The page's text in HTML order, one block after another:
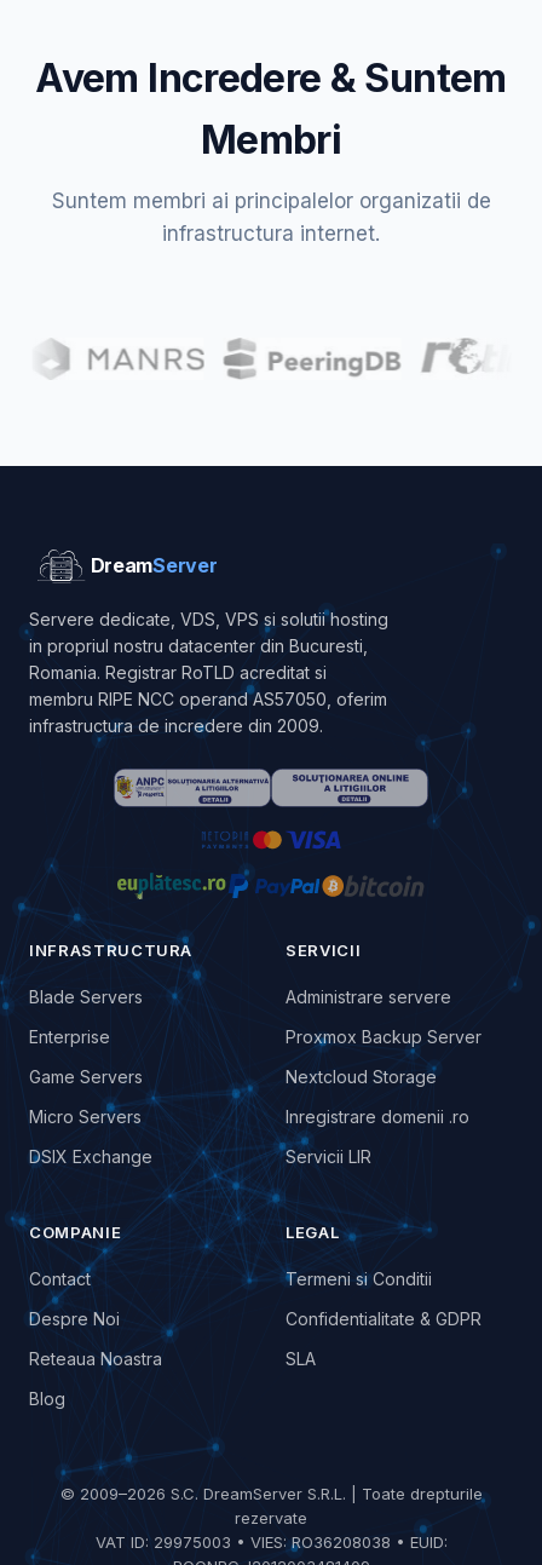
Avem Incredere & Suntem
Membri
Suntem membri ai principalelor organizatii de
infrastructura internet.
DreamServer
Servere dedicate, VDS, VPS si solutii hosting
in propriul nostru datacenter din Bucuresti,
Romania. Registrar RoTLD acreditat si
membru RIPE NCC operand AS57050, oferim
infrastructura de incredere din 2009.
INFRASTRUCTURA
Blade Servers
Enterprise
Game Servers
Micro Servers
DSIX Exchange
SERVICII
Administrare servere
Proxmox Backup Server
Nextcloud Storage
Inregistrare domenii .ro
Servicii LIR
COMPANIE
Contact
Despre Noi
Reteaua Noastra
Blog
LEGAL
Termeni si Conditii
Confidentialitate & GDPR
SLA
© 2009–2026 S.C. DreamServer S.R.L. | Toate drepturile
rezervate
VAT ID: 29975003 • VIES: RO36208038 • EUID: